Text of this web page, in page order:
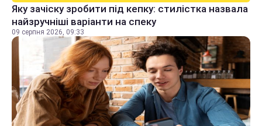
Яку зачіску зробити під кепку: стилістка назвала
найзручніші варіанти на спеку
09 серпня 2026, 09:33